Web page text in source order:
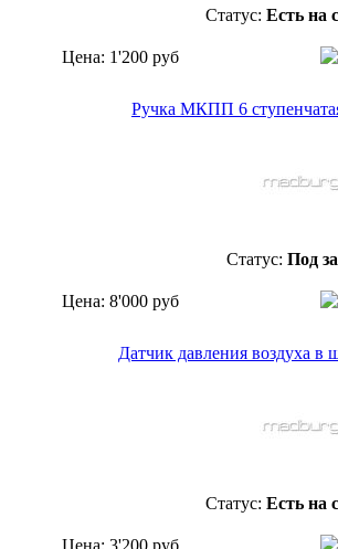
Статус: Есть на
Цена: 1'200 руб
Ручка МКПП 6
Статус: Под
Цена: 8'000 руб
Датчик давления воздуха в
Статус: Есть на
Цена: 3'200 руб